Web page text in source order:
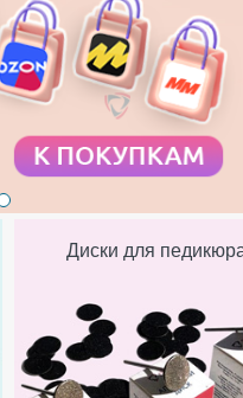
Диски для